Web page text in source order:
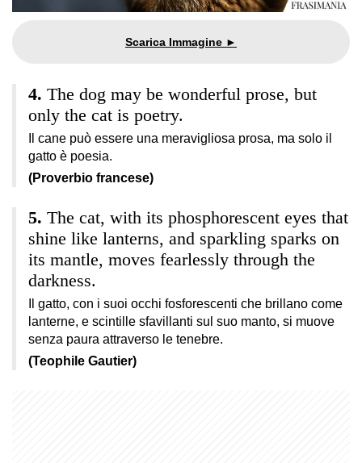
The dog may be wonderful prose, but
only the cat is poetry.
Il cane può essere una meravigliosa prosa, ma solo il
gatto è poesia.
(Proverbio francese)
The cat, with its phosphorescent eyes that
shine like lanterns, and sparkling sparks on
its mantle, moves fearlessly through the
darkness.
Il gatto, con i suoi occhi fosforescenti che brillano come
lanterne, e scintille sfavillanti sul suo manto, si muove
senza paura attraverso le tenebre.
(Teophile Gautier)